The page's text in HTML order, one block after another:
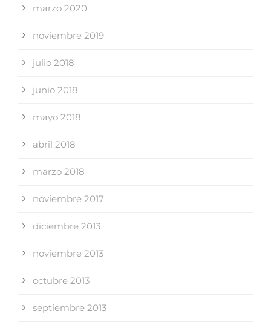
marzo 2020
noviembre 2019
julio 2018
junio 2018
mayo 2018
abril 2018
marzo 2018
noviembre 2017
diciembre 2013
noviembre 2013
octubre 2013
septiembre 2013